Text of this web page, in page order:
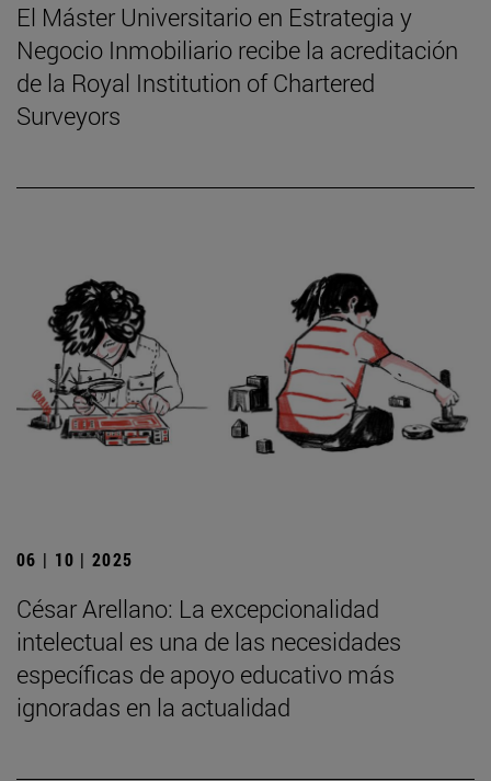
El Máster Universitario en Estrategia y
Negocio Inmobiliario recibe la acreditación
de la Royal Institution of Chartered
Surveyors
06 | 10 | 2025
César Arellano: La excepcionalidad
intelectual es una de las necesidades
específicas de apoyo educativo más
ignoradas en la actualidad